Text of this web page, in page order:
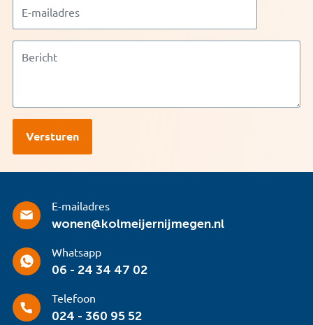
E-mailadres
wonen@kolmeijernijmegen.nl
Whatsapp
06 - 24 34 47 02
Telefoon
024 - 360 95 52